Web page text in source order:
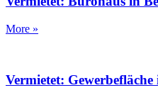
More »
Vermietet: